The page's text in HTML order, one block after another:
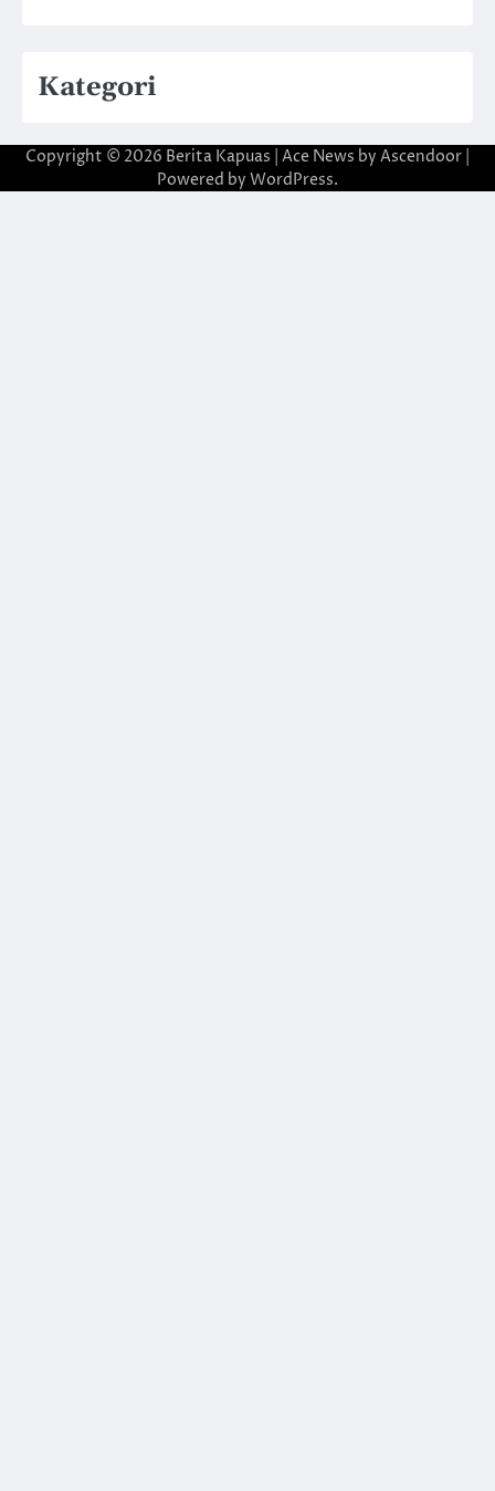
Kategori
Copyright © 2026 Berita Kapuas | Ace News by Ascendoor
Powered by WordPress.